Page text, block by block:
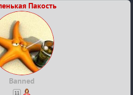
Пакость
Banned
11